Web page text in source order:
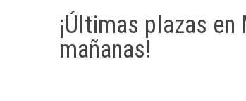
¡Últimas plazas
mañanas!